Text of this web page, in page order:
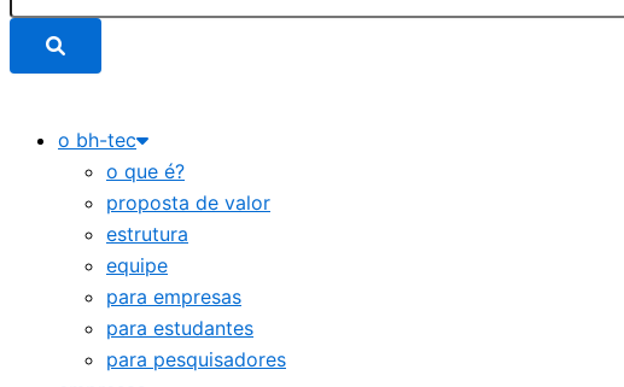
o bh-tec
o que é?
proposta de valor
estrutura
equipe
para empresas
para estudantes
para pesquisadores